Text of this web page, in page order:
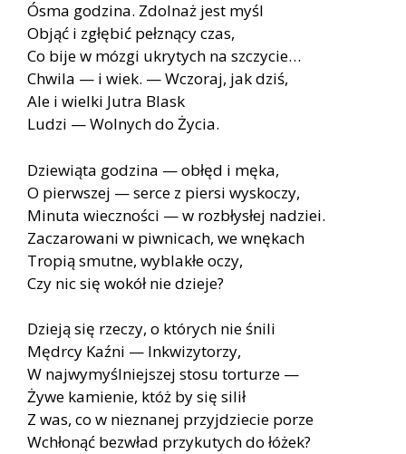
Ósma godzina. Zdolnaż jest myśl
Objąć i zgłębić pełznący czas,
Co bije w mózgi ukrytych na szczycie…
Chwila — i wiek. — Wczoraj, jak dziś,
Ale i wielki Jutra Blask
Ludzi — Wolnych do Życia.
Dziewiąta godzina — obłęd i męka,
O pierwszej — serce z piersi wyskoczy,
Minuta wieczności — w rozbłysłej nadziei.
Zaczarowani w piwnicach, we wnękach
Tropią smutne, wyblakłe oczy,
Czy nic się wokół nie dzieje?
Dzieją się rzeczy, o których nie śnili
Mędrcy Kaźni — Inkwizytorzy,
W najwymyślniejszej stosu torturze —
Żywe kamienie, któż by się silił
Z was, co w nieznanej przyjdziecie porze
Wchłonąć bezwład przykutych do łóżek?